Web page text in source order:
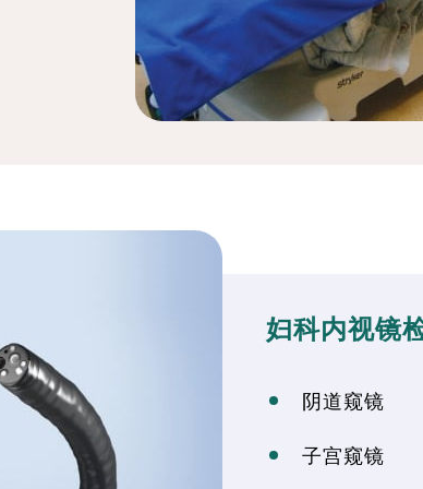
妇科内视镜
阴道窥镜
子宫窥镜